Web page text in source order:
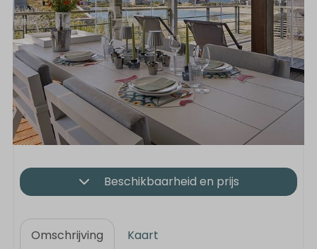
Beschikbaarheid en prijs
Omschrijving Kaart